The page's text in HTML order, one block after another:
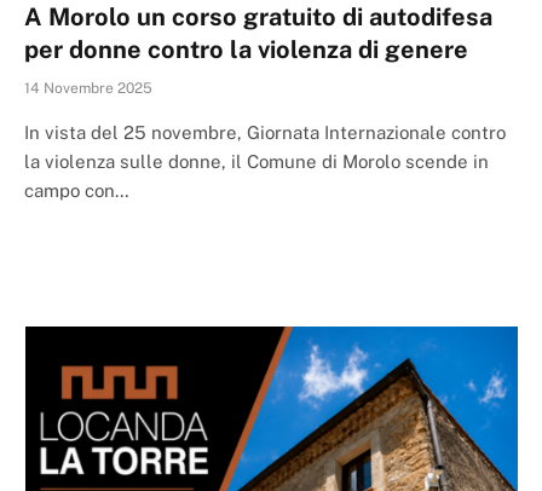
A Morolo un corso gratuito di autodifesa
per donne contro la violenza di genere
14 Novembre 2025
In vista del 25 novembre, Giornata Internazionale contro
la violenza sulle donne, il Comune di Morolo scende in
campo con…